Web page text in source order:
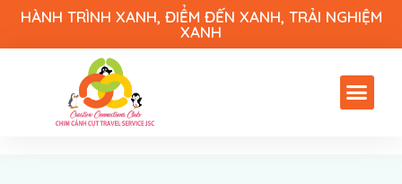
HÀNH TRÌNH XANH, ĐIỂM ĐẾN XANH, TRẢI NGHIỆM
XANH